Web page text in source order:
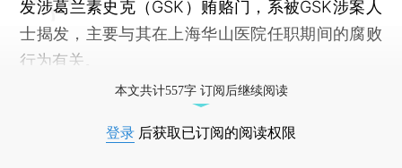
发涉葛兰素史克（GSK）贿赂门，系被GSK涉案人
士揭发，主要与其在上海华山医院任职期间的腐败
行为有关。
本文共计557字 订阅后继续阅读
登录 后获取已订阅的阅读权限